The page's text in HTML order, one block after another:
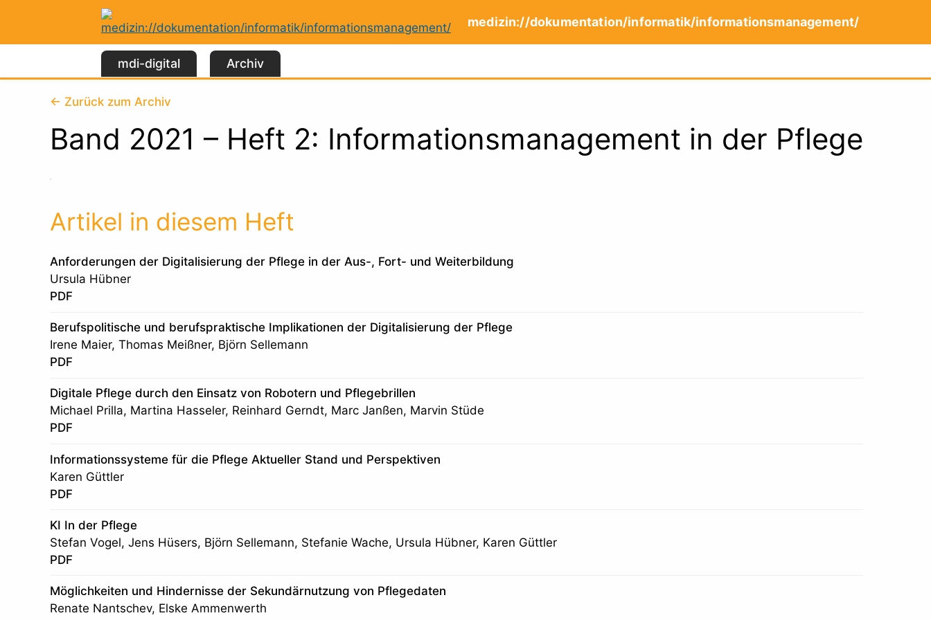
springen
medizin://dokumentation/informatik/informationsmanagement/
mdi-digital Archiv
← Zurück zum Archiv
Band 2021 – Heft 2: Informationsmanagement in der Pflege
Artikel in diesem Heft
Anforderungen der Digitalisierung der Pflege in der Aus-, Fort- und Weiterbildung
Ursula Hübner
PDF
Berufspolitische und berufspraktische Implikationen der Digitalisierung der Pflege
Irene Maier, Thomas Meißner, Björn Sellemann
PDF
Digitale Pflege durch den Einsatz von Robotern und Pflegebrillen
Michael Prilla, Martina Hasseler, Reinhard Gerndt, Marc Janßen, Marvin Stüde
PDF
Informationssysteme für die Pflege Aktueller Stand und Perspektiven
Karen Güttler
PDF
KI In der Pflege
Stefan Vogel, Jens Hüsers, Björn Sellemann, Stefanie Wache, Ursula Hübner, Karen Güttler
PDF
Möglichkeiten und Hindernisse der Sekundärnutzung von Pflegedaten
Renate Nantschev, Elske Ammenwerth